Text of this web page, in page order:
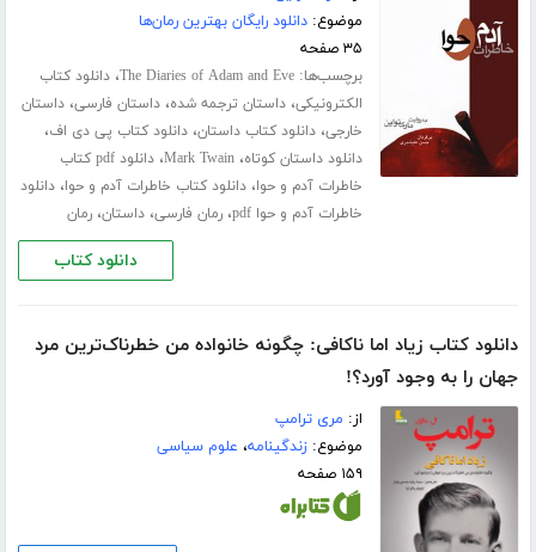
موضوع:دانلود رایگان بهترین رمان‌ها
۳۵ صفحه
برچسب‌ها:The Diaries of Adam and Eve،دانلود کتاب
الکترونیکی،داستان ترجمه شده،داستان فارسی،داستان
خارجی،دانلود کتاب داستان،دانلود کتاب پی دی اف،
دانلود داستان کوتاه،Mark Twain،
دانلود pdf کتاب
خاطرات آدم و حوا،دانلود کتاب خاطرات آدم و حوا،دانلود
خاطرات آدم و حوا pdf
،رمان فارسی،داستان،رمان
دانلود کتاب
دانلود کتاب زیاد اما ناکافی: چگونه خانواده من خطرناک‌ترین مرد
جهان را به وجود آورد؟!
از: مری ترامپ
موضوع:زندگینامه، علوم سیاسی
۱۵۹ صفحه